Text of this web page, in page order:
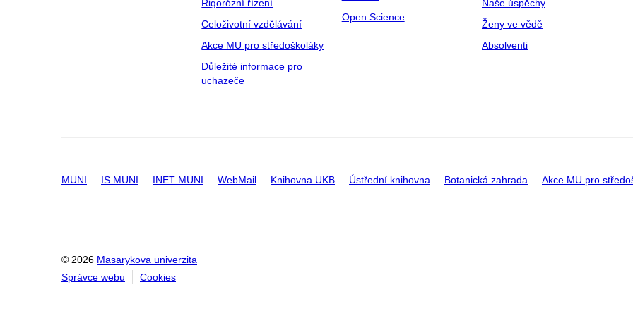
Rigorózní řízení
Celoživotní vzdělávání
Akce MU pro středoškoláky
Důležité informace pro
uchazeče
Open Science
Naše úspěchy
Ženy ve vědě
Absolventi
MUNI IS MUNI INET MUNI WebMail Knihovna UKB Ústřední knihovna Botanická zahrada Akce MU pro
© 2026 Masarykova univerzita
Správce webu
Cookies